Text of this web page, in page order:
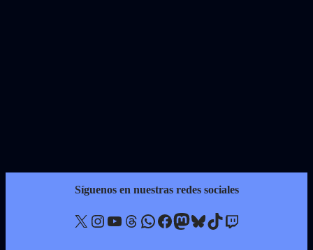
Síguenos en nuestras redes sociales
X Instagram YouTube Threads WhatsApp Facebook Mastodon Bluesky TikTok Twitch